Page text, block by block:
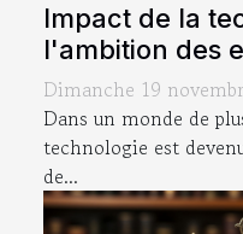
Impact de la
l'ambition des
Dimanche 19
Dans un monde de
technologie est
de...